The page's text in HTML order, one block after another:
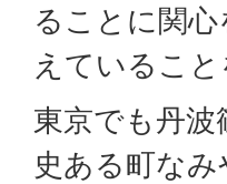
ることに関
えていること
東京でも丹
史ある町な